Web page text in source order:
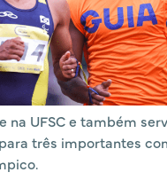
na UFSC e também
três importantes